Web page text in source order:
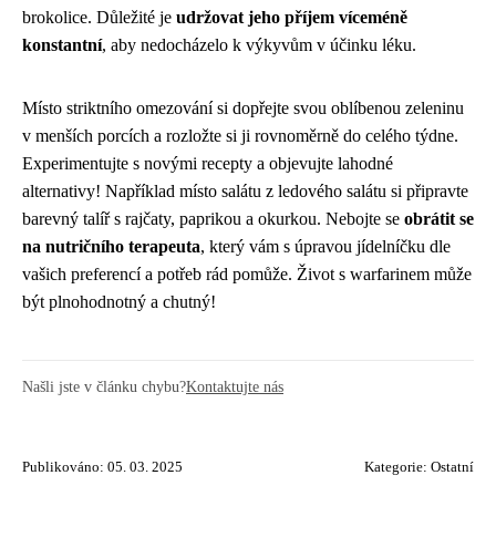
brokolice. Důležité je udržovat jeho příjem víceméně
konstantní, aby nedocházelo k výkyvům v účinku léku.
Místo striktního omezování si dopřejte svou oblíbenou zeleninu
v menších porcích a rozložte si ji rovnoměrně do celého týdne.
Experimentujte s novými recepty a objevujte lahodné
alternativy! Například místo salátu z ledového salátu si připravte
barevný talíř s rajčaty, paprikou a okurkou. Nebojte se obrátit se
na nutričního terapeuta, který vám s úpravou jídelníčku dle
vašich preferencí a potřeb rád pomůže. Život s warfarinem může
být plnohodnotný a chutný!
Našli jste v článku chybu?Kontaktujte nás
Publikováno: 05. 03. 2025 Kategorie: Ostatní